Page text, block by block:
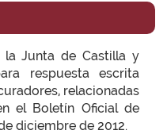
la Junta de Castilla y
respuesta escrita
relacionadas
el Boletín Oficial de
diciembre de 2012.